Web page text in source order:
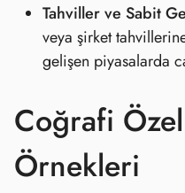
Tahviller ve Sabit
veya şirket
gelişen piyasalarda
Coğrafi Özel
Örnekleri